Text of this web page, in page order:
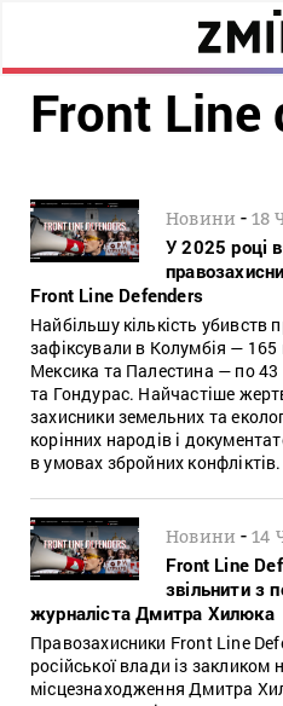
Front Line
Новини -18
У 2025 році
Front Line Defenders
Найбільшу кількість убивств
зафіксували в Колумбія — 165
Мексика та Палестина — по
та Гондурас. Найчастіше
захисники земельних та
корінних народів і
в умовах збройних конфліктів.
Новини -14
Front Line
звільнити з
журналіста Дмитра Хилюка
Правозахисники Front Line
російської влади із закликом
місцезнаходження Дмитра